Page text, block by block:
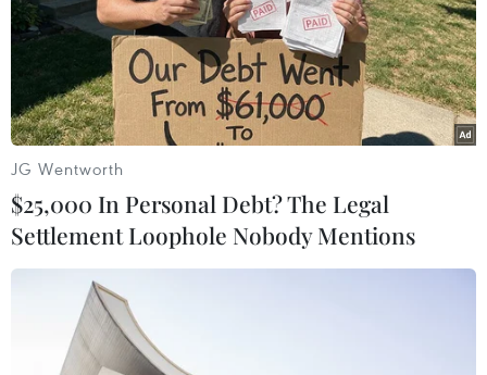
#Đấu thầu
#chỉ định thầu
JG Wentworth
$25,000 In Personal Debt? The Legal
Settlement Loophole Nobody Mentions